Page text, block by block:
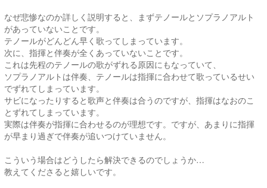
なぜ悲惨なのか詳しく説明すると、まずテノールとソプラノアルト
があっていないことです。
テノールがどんどん早く歌ってしまっています。
次に、指揮と伴奏が全くあっていないことです。
これは先程のテノールの歌がずれる原因にもなっていて、
ソプラノアルトは伴奏、テノールは指揮に合わせて歌っているせい
でずれてしまっています。
サビになったりすると歌声と伴奏は合うのですが、指揮はなおのこ
とずれてしまっています。
実際は伴奏が指揮に合わせるのが理想です。ですが、あまりに指揮
が早まり過ぎで伴奏が追いつけていません。
こういう場合はどうしたら解決できるのでしょうか…
教えてくださると嬉しいです。